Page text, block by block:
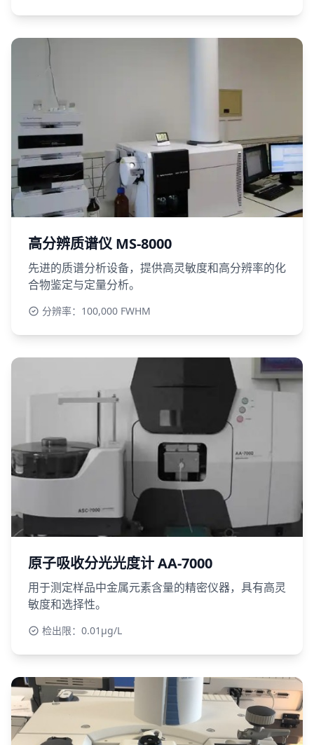
高分辨质谱仪 MS-8000
先进的质谱分析设备，提供高灵敏度和高分辨率的化
合物鉴定与定量分析。
分辨率：100,000 FWHM
原子吸收分光光度计 AA-7000
用于测定样品中金属元素含量的精密仪器，具有高灵
敏度和选择性。
检出限：0.01μg/L